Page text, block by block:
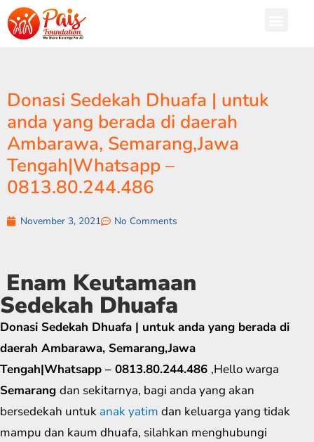
Donasi Sedekah Dhuafa | untuk
anda yang berada di daerah
Ambarawa, Semarang,Jawa
Tengah|Whatsapp –
0813.80.244.486
November 3, 2021 No Comments
Enam Keutamaan
Sedekah Dhuafa
Donasi Sedekah Dhuafa | untuk anda yang berada di
daerah Ambarawa, Semarang,Jawa
Tengah|Whatsapp – 0813.80.244.486 ,Hello warga
Semarang dan sekitarnya, bagi anda yang akan
bersedekah untuk anak yatim dan keluarga yang tidak
mampu dan kaum dhuafa, silahkan menghubungi